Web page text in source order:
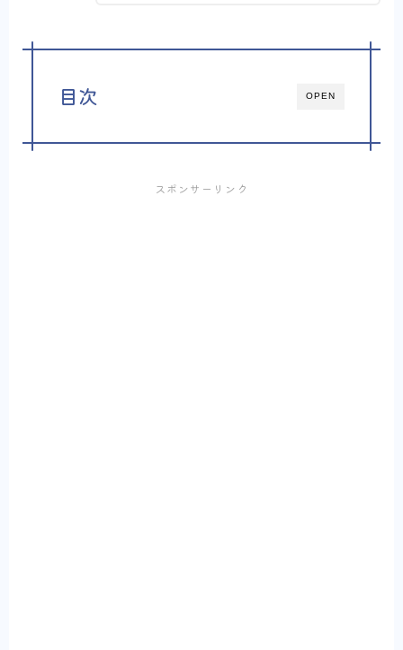
OPEN
目次
スポンサーリンク